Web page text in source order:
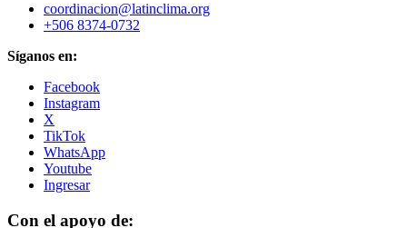
coordinacion@latinclima.org
+506 8374-0732
Síganos en:
Facebook
Instagram
X
TikTok
WhatsApp
Youtube
Ingresar
Con el apoyo de: